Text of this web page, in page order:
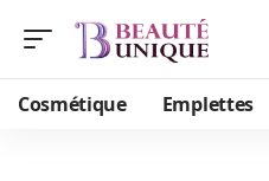
Cosmétique Emplettes